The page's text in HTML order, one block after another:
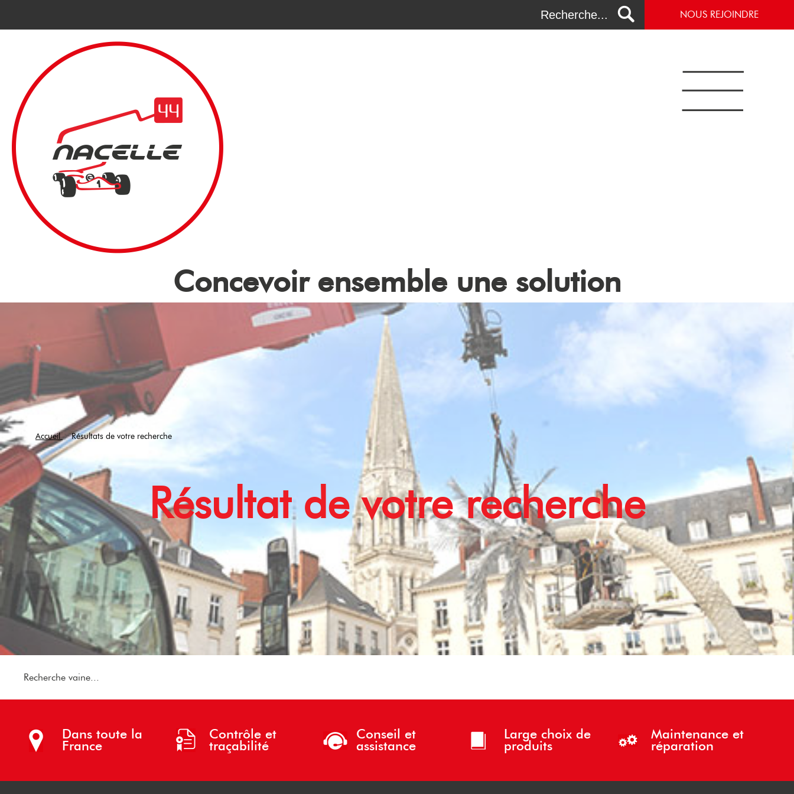
NOUS REJOINDRE
Concevoir ensemble une solution
Accueil Résultats de votre recherche
Résultat de votre recherche
Recherche vaine...
Dans toute la
France
Contrôle et
traçabilité
Conseil et
assistance
Large choix de
produits
Maintenance et
réparation